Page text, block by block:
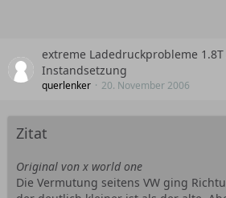
extreme Ladedruckprobleme 1.8T
Instandsetzung
querlenker 20. November 2006
Zitat
Original von x world one
Die Vermutung seitens VW ging